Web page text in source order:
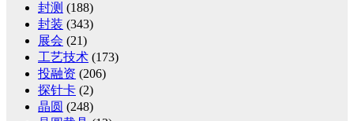
封测 (188)
封装 (343)
展会 (21)
工艺技术 (173)
投融资 (206)
探针卡 (2)
晶圆 (248)